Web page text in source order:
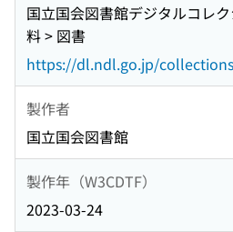
国立国会図書館デジタルコレ
料 > 図書
https://dl.ndl.go.jp/
製作者
国立国会図書館
製作年（W3CDTF）
2023-03-24